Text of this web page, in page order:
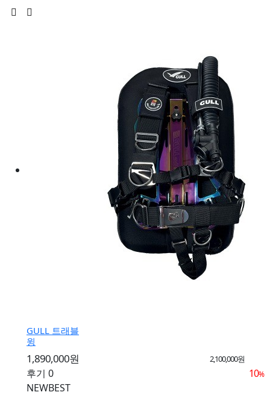
GULL 트래블
윙
1,890,000원 2,100,000원
10%
후기 0
NEWBEST